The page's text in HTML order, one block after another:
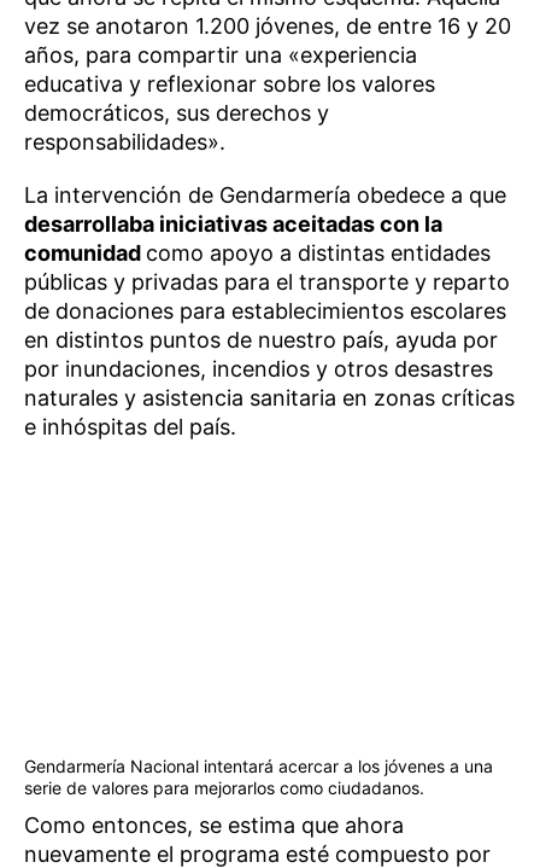
vez se anotaron 1.200 jóvenes, de entre 16 y 20
años, para compartir una «experiencia
educativa y reflexionar sobre los valores
democráticos, sus derechos y
responsabilidades».
La intervención de Gendarmería obedece a que
desarrollaba iniciativas aceitadas con la
comunidad como apoyo a distintas entidades
públicas y privadas para el transporte y reparto
de donaciones para establecimientos escolares
en distintos puntos de nuestro país, ayuda por
por inundaciones, incendios y otros desastres
naturales y asistencia sanitaria en zonas críticas
e inhóspitas del país.
Gendarmería Nacional intentará acercar a los jóvenes a una
serie de valores para mejorarlos como ciudadanos.
Como entonces, se estima que ahora
nuevamente el programa esté compuesto por